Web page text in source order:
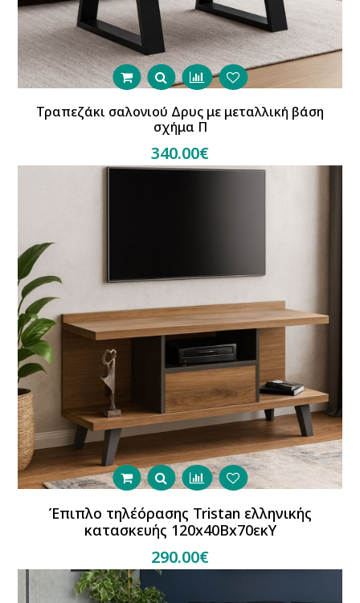
Τραπεζάκι σαλονιού Δρυς με μεταλλική βάση
σχήμα Π
340.00€
Έπιπλο τηλέόρασης Tristan ελληνικής
κατασκευής 120x40Βx70εκΥ
290.00€